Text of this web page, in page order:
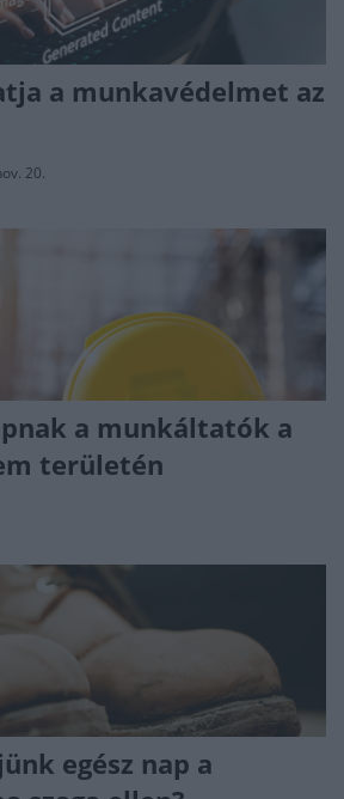
a munkavédelmet az
20.
a munkáltatók a
területén
egész nap a